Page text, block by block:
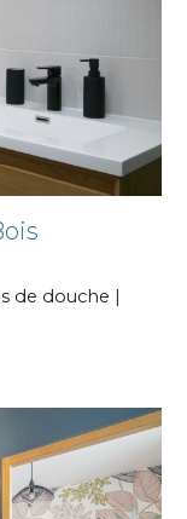
de douche |